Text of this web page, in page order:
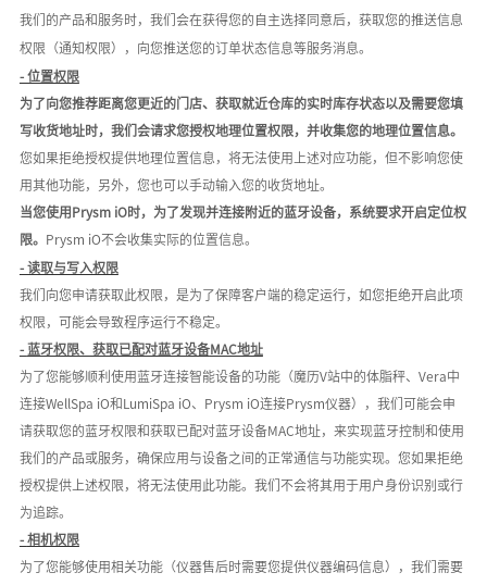
我们的产品和服务时，我们会在获得您的自主选择同意后，获取您的推送信息
权限（通知权限），向您推送您的订单状态信息等服务消息。
- 位置权限
为了向您推荐距离您更近的门店、获取就近仓库的实时库存状态以及需要您填
写收货地址时，我们会请求您授权地理位置权限，并收集您的地理位置信息。
您如果拒绝授权提供地理位置信息，将无法使用上述对应功能，但不影响您使
用其他功能，另外，您也可以手动输入您的收货地址。
当您使用 Prysm iO时，为了发现并连接附近的蓝牙设备，系统要求开启定位权
限。 Prysm iO不会收集实际的位置信息。
- 读取与写入权限
我们向您申请获取此权限，是为了保障客户端的稳定运行，如您拒绝开启此项
权限，可能会导致程序运行不稳定。
- 蓝牙权限、获取已配对蓝牙设备MAC地址
为了您能够顺利使用蓝牙连接智能设备的功能（魔历V站中的体脂秤、Vera中
连接WellSpa iO和LumiSpa iO、Prysm iO连接Prysm仪器），我们可能会申
请获取您的蓝牙权限和获取已配对蓝牙设备MAC地址，来实现蓝牙控制和使用
我们的产品或服务， 确保应用与设备之间的正常通信与功能实现。您如果拒绝
授权提供上述权限，将无法使用此功能。我们 不会将其用于用户身份识别或行
为追踪。
- 相机权限
为了您能够使用相关功能（仪器售后时需要您提供仪器编码信息），我们需要